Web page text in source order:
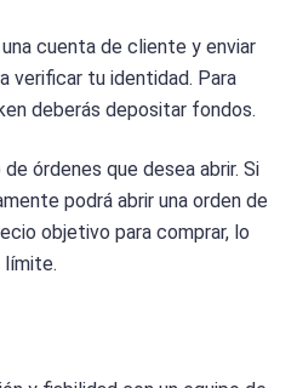
cuenta de cliente y enviar
verificar tu identidad. Para
deberás depositar fondos.
órdenes que desea abrir. Si
podrá abrir una orden de
objetivo para comprar, lo
límite.